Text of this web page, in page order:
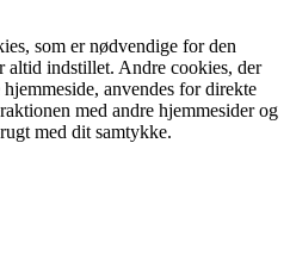
som er nødvendige for den
altid indstillet. Andre cookies, der
anvendes for direkte
med andre hjemmesider og
med dit samtykke.